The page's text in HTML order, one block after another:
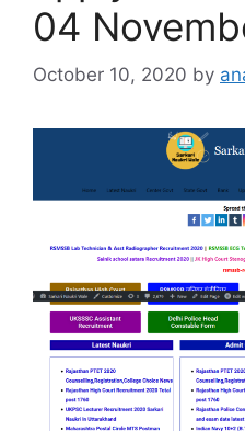
04
October 10, 2020 by